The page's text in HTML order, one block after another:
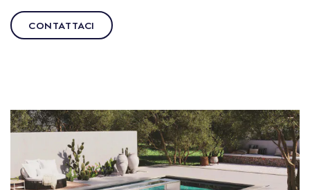
CONTATTACI